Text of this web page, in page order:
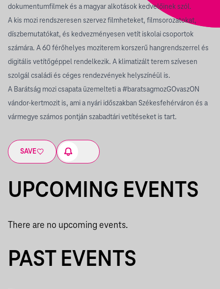
dokumentumfilmek és a magyar alkotások kedvelőinek szól.
A kis mozi rendszeresen szervez filmheteket, filmsorozatokat,
díszbemutatókat, és kedvezményesen vetít iskolai csoportok
számára. A 60 férőhelyes moziterem korszerű hangrendszerrel és
digitális vetítőgéppel rendelkezik. A klimatizált terem szívesen
szolgál családi és céges rendezvények helyszínéül is.
A Barátság mozi csapata üzemelteti a #baratsagmozGOvaszON
vándor-kertmozit is, ami a nyári időszakban Székesfehérváron és a
vármegye számos pontján szabadtári vetítéseket is tart.
SAVE
UPCOMING EVENTS
There are no upcoming events.
PAST EVENTS